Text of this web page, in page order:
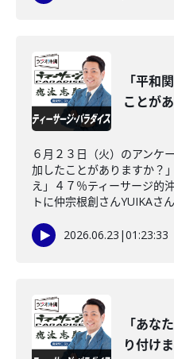
「平和
ことが
６月２３日（火）のアンケ
加したことがありますか？
え」４７％ティーサージ的
トに仲宗根創さんYUIKAさ
2026.06.23 |01:23:33
「あな
り付け